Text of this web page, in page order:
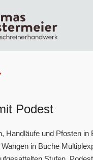
Podest
Handläufe und Pfosten in
in Buche